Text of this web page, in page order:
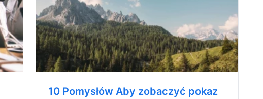
10 Pomysłów Aby zobaczyć pokaz